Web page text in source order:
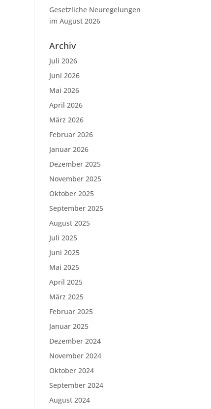
Gesetzliche Neuregelungen
im August 2026
Archiv
Juli 2026
Juni 2026
Mai 2026
April 2026
März 2026
Februar 2026
Januar 2026
Dezember 2025
November 2025
Oktober 2025
September 2025
August 2025
Juli 2025
Juni 2025
Mai 2025
April 2025
März 2025
Februar 2025
Januar 2025
Dezember 2024
November 2024
Oktober 2024
September 2024
August 2024